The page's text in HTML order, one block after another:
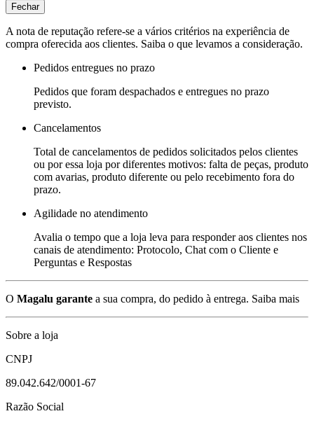
Fechar
A nota de reputação refere-se a vários critérios na experiência de
compra oferecida aos clientes. Saiba o que levamos a consideração.
Pedidos entregues no prazo
Pedidos que foram despachados e entregues no prazo
previsto.
Cancelamentos
Total de cancelamentos de pedidos solicitados pelos clientes
ou por essa loja por diferentes motivos: falta de peças, produto
com avarias, produto diferente ou pelo recebimento fora do
prazo.
Agilidade no atendimento
Avalia o tempo que a loja leva para responder aos clientes nos
canais de atendimento: Protocolo, Chat com o Cliente e
Perguntas e Respostas
O Magalu garante a sua compra, do pedido à entrega. Saiba mais
Sobre a loja
CNPJ
89.042.642/0001-67
Razão Social